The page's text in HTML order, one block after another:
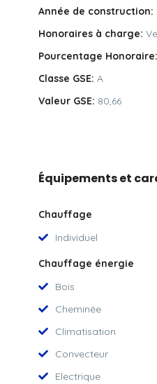
Année de construction:
Honoraires à charge:
Pourcentage Honoraire:
Classe GSE: A
Valeur GSE: 80,66
Équipements et
Chauffage
Individuel
Chauffage énergie
Bois
Cheminée
Climatisation
Convecteur
Electrique